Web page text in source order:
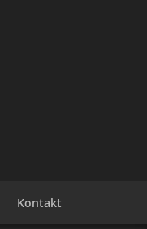
Kontakt